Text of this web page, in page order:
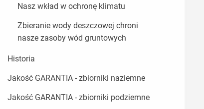
Nasz wkład w ochronę klimatu
Zbieranie wody deszczowej chroni
nasze zasoby wód gruntowych
Historia
Jakość GARANTIA - zbiorniki naziemne
Jakość GARANTIA - zbiorniki podziemne